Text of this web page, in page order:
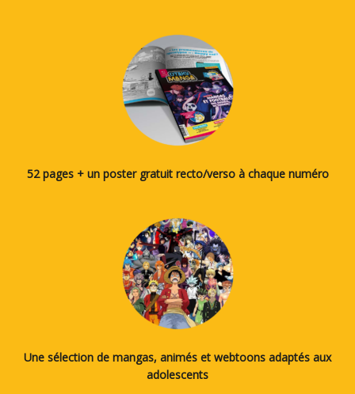
52 pages + un poster gratuit recto/verso à chaque numéro
Une sélection de mangas, animés et webtoons adaptés aux
adolescents